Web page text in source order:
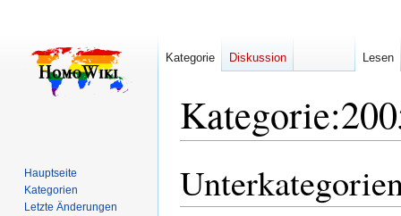
Kategorie:
Navigation
springen
Suche
springen
Kategorie Diskussion Lesen
Hauptseite
Kategorien
Letzte Änderungen